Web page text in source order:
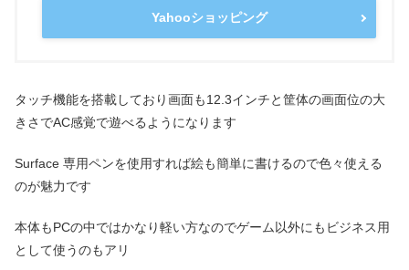
Yahooショッピング
タッチ機能を搭載しており画面も12.3インチと筐体の画面位の大
きさでAC感覚で遊べるようになります
Surface 専用ペンを使用すれば絵も簡単に書けるので色々使える
のが魅力です
本体もPCの中ではかなり軽い方なのでゲーム以外にもビジネス用
として使うのもアリ